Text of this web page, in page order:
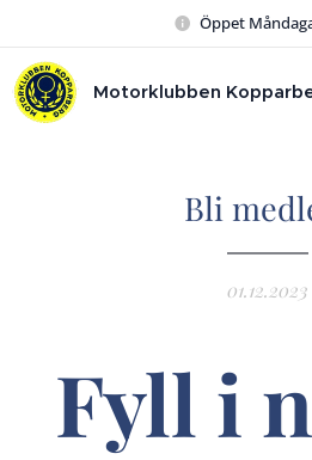
Öppet
Motorklubben
Bli
01.12.2023
Fyll i